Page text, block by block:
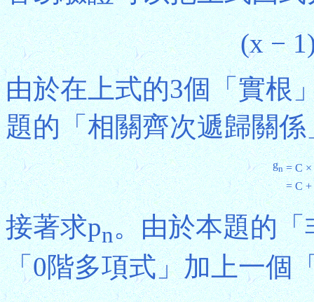
(x −
由於在上式的3個「實根
題的「相關齊次遞歸關
gn = C ×
= C +
接著求pn。由於本題的「
「0階多項式」加上一個